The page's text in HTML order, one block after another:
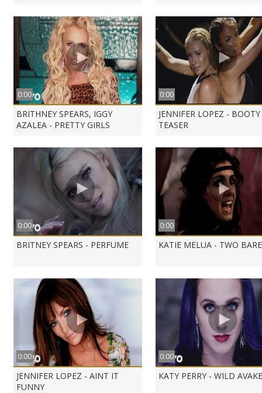
0:00
BRITHNEY SPEARS, IGGY
AZALEA - PRETTY GIRLS
0:00
JENNIFER LOPEZ -
TEASER
0:00
BRITNEY SPEARS - PERFUME
0:00
KATIE MELUA - TWO
0:00
JENNIFER LOPEZ - AINT IT
FUNNY
0:00
KATY PERRY - WILD AVAKE